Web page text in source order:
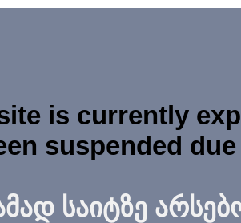
is currently
suspended
საიტზე